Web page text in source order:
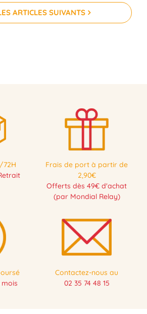
ARTICLES SUIVANTS
Frais de port à partir de
2,90€
Offerts dès 49€ d'achat
(par Mondial Relay)
Contactez-nous au
02 35 74 48 15